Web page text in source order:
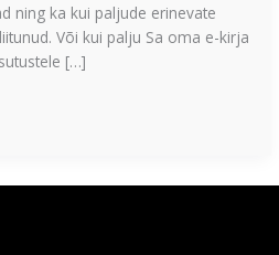
ning ka kui paljude erinevate
Või kui palju Sa oma e-kirja
[…]